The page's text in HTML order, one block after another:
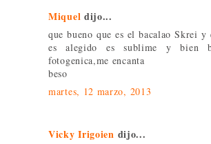
Miquel dijo...
que bueno que es el bacalao Skrei y
es alegido es sublime y bien
fotogenica,me encanta
beso
martes, 12 marzo, 2013
Vicky Irigoien dijo...